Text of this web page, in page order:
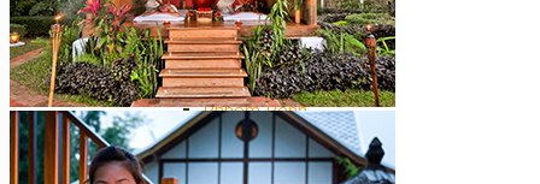
Siem Reap
Phnom Penh
Nos plus ++